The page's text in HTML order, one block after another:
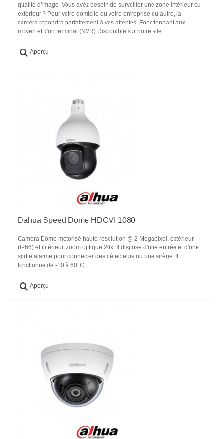
qualité d’image .Vous avez besoin de surveiller une zone intérieur ou
extérieur ? Pour votre domicile ou votre entreprise ou autre, la
caméra répondra parfaitement à vos attentes .Fonctionnant aux
moyen et d'un terminal (NVR) Disponible sur notre site.
Aperçu
Dahua Speed Dome HDCVI 1080
Caméra Dôme motorisé haute résolution @ 2 Mégapixel, extérieur
(IP66) et intérieur, zoom optique 20x. Il dispose d'une entrée et d'une
sortie alarme pour connecter des détecteurs ou une sirène. Il
fonctionne de -10 à 60°C.
Aperçu